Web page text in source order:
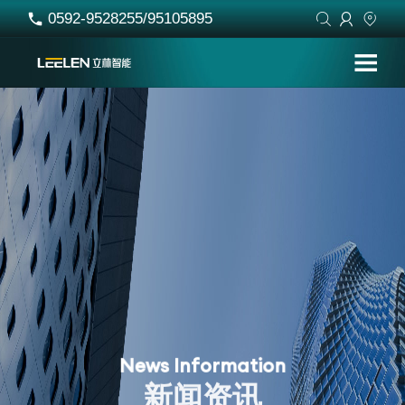
 0592-9528255/95105895   
News Information
新闻资讯